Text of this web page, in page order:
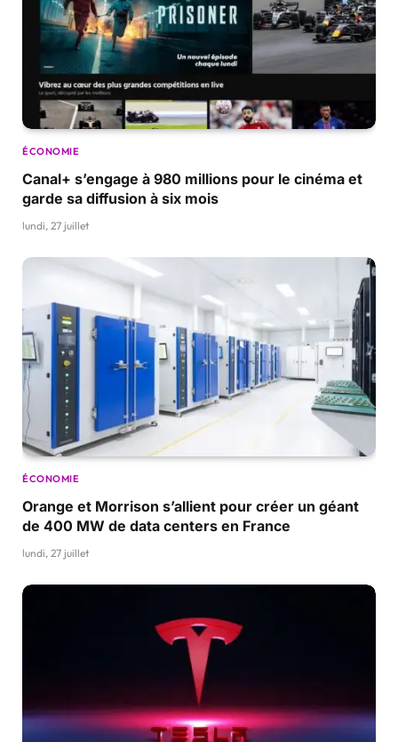
ÉCONOMIE
Canal+ s’engage à 980 millions pour le cinéma et
garde sa diffusion à six mois
lundi, 27 juillet
ÉCONOMIE
Orange et Morrison s’allient pour créer un géant
de 400 MW de data centers en France
lundi, 27 juillet